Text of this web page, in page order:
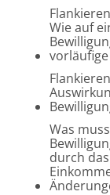
Wie auf
Was
durch